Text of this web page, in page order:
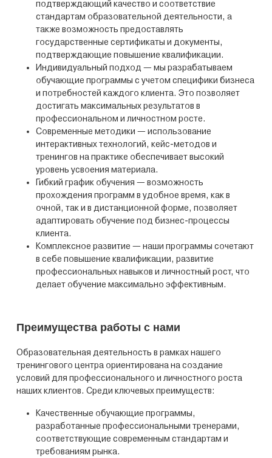
подтверждающий качество и соответствие
стандартам образовательной деятельности, а
также возможность предоставлять
государственные сертификаты и документы,
подтверждающие повышение квалификации.
Индивидуальный подход — мы разрабатываем
обучающие программы с учетом специфики бизнеса
и потребностей каждого клиента. Это позволяет
достигать максимальных результатов в
профессиональном и личностном росте.
Современные методики — использование
интерактивных технологий, кейс-методов и
тренингов на практике обеспечивает высокий
уровень усвоения материала.
Гибкий график обучения — возможность
прохождения программ в удобное время, как в
очной, так и в дистанционной форме, позволяет
адаптировать обучение под бизнес-процессы
клиента.
Комплексное развитие — наши программы сочетают
в себе повышение квалификации, развитие
профессиональных навыков и личностный рост, что
делает обучение максимально эффективным.
Преимущества работы с нами
Образовательная деятельность в рамках нашего
тренингового центра ориентирована на создание
условий для профессионального и личностного роста
наших клиентов. Среди ключевых преимуществ:
Качественные обучающие программы,
разработанные профессиональными тренерами,
соответствующие современным стандартам и
требованиям рынка.